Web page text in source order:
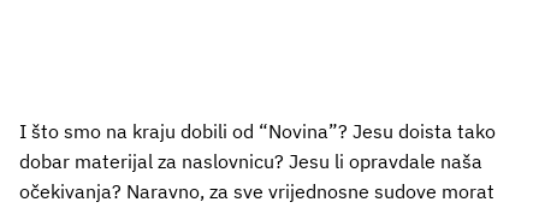
I što smo na kraju dobili od “Novina”? Jesu doista tako
dobar materijal za naslovnicu? Jesu li opravdale naša
očekivanja? Naravno, za sve vrijednosne sudove morat